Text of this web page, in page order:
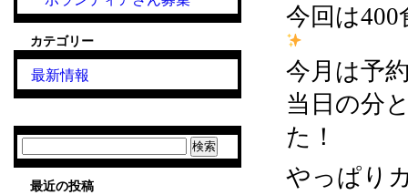
今回は
今月は予
当日の分
た！
やっぱり
カテゴリー
最新情報
索:
最近の投稿